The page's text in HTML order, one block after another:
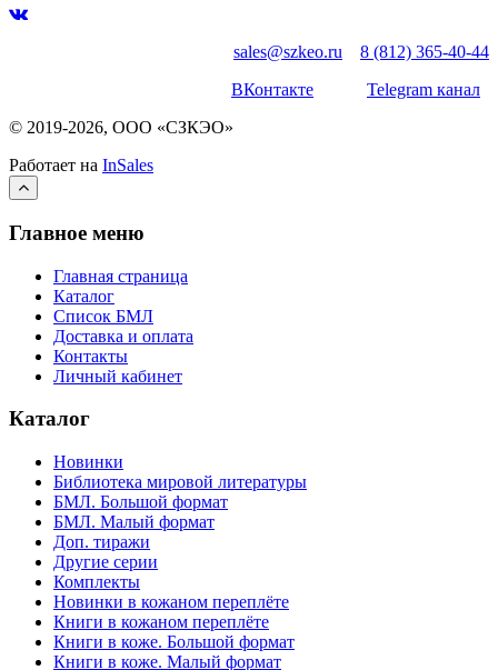
sales@szkeo.ru
8 (812) 365-40-44
ВКонтакте
Telegram канал
© 2019-2026, ООО «СЗКЭО»
Работает на InSales
Главное меню
Главная страница
Каталог
Список БМЛ
Доставка и оплата
Контакты
Личный кабинет
Каталог
Новинки
Библиотека мировой литературы
БМЛ. Большой формат
БМЛ. Малый формат
Доп. тиражи
Другие серии
Комплекты
Новинки в кожаном переплёте
Книги в кожаном переплёте
Книги в коже. Большой формат
Книги в коже. Малый формат